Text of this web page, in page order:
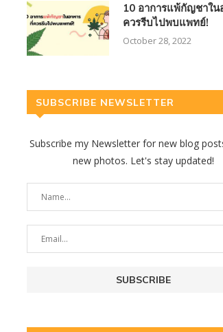
10 อาการแพ้กัญชาใน
ควรรีบไปพบแพทย์!
October 28, 2022
SUBSCRIBE NEWSLETTER
Subscribe my Newsletter for new blog
new photos. Let's stay updated!